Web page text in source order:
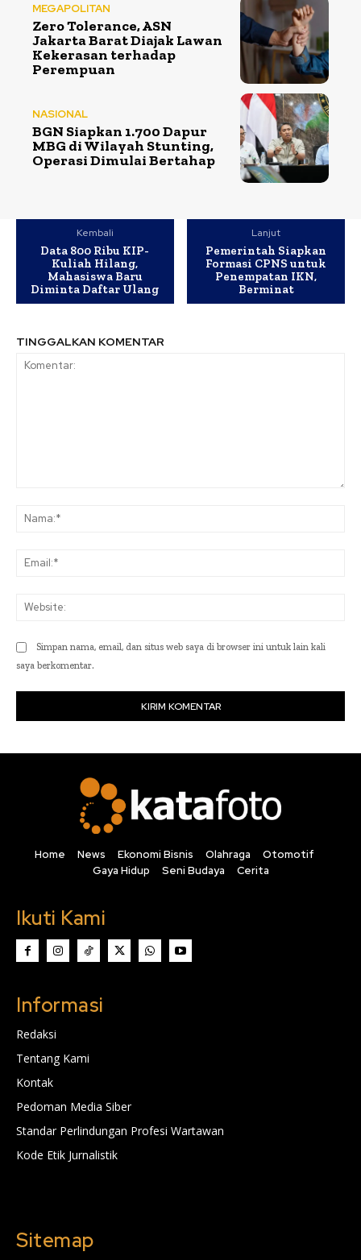
MEGAPOLITAN
Zero Tolerance, ASN
Jakarta Barat Diajak Lawan
Kekerasan terhadap
Perempuan
NASIONAL
BGN Siapkan 1.700 Dapur
MBG di Wilayah Stunting,
Operasi Dimulai Bertahap
Kembali
Data 800 Ribu KIP-
Kuliah Hilang,
Mahasiswa Baru
Diminta Daftar Ulang
Lanjut
Pemerintah Siapkan
Formasi CPNS untuk
Penempatan IKN,
Berminat
TINGGALKAN KOMENTAR
Simpan nama, email, dan situs web saya di browser ini untuk lain kali
saya berkomentar.
Home News Ekonomi Bisnis Olahraga
Otomotif
Gaya Hidup
Seni Budaya Cerita
Ikuti Kami
Informasi
Redaksi
Tentang Kami
Kontak
Pedoman Media Siber
Standar Perlindungan Profesi Wartawan
Kode Etik Jurnalistik
Sitemap